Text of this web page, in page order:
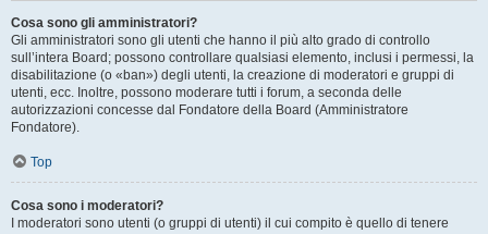
Cosa sono gli amministratori?
Gli amministratori sono gli utenti che hanno il più alto grado di controllo
sull’intera Board; possono controllare qualsiasi elemento, inclusi i permessi, la
disabilitazione (o «ban») degli utenti, la creazione di moderatori e gruppi di
utenti, ecc. Inoltre, possono moderare tutti i forum, a seconda delle
autorizzazioni concesse dal Fondatore della Board (Amministratore
Fondatore).
Top
Cosa sono i moderatori?
I moderatori sono utenti (o gruppi di utenti) il cui compito è quello di tenere